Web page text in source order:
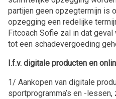
partijen geen opzegtermijn is
opzegging een redelijke
Fitcoach Sofie zal in dat
tot een schadevergoeding
I.f.v. digitale producten en
1/ Aankopen van digitale
sportprogramma’s en -